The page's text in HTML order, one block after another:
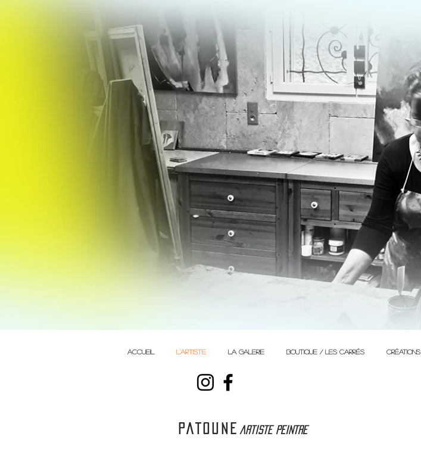
ACCUEIL L'ARTISTE LA GALERIE BOUTIQUE / Les Carrés créations
PATOUNE artiste peintre